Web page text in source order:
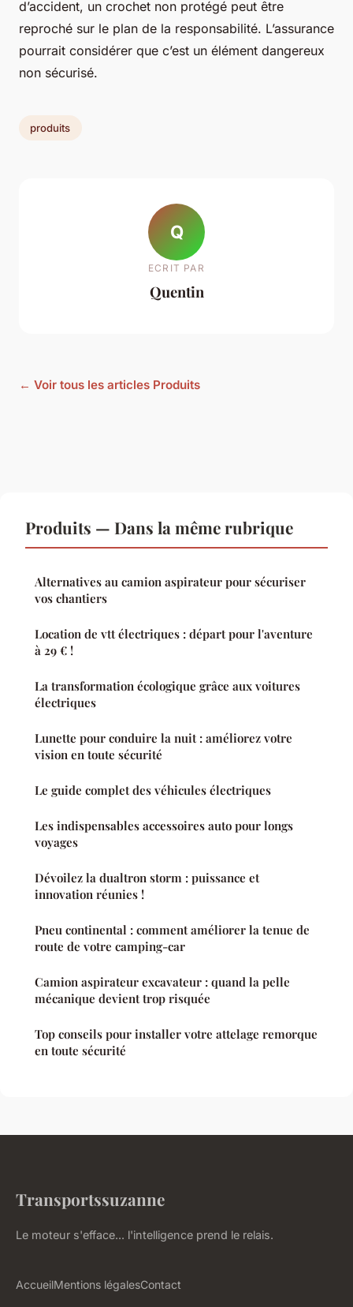
d’accident, un crochet non protégé peut être
reproché sur le plan de la responsabilité. L’assurance
pourrait considérer que c’est un élément dangereux
non sécurisé.
produits
Q
ECRIT PAR
Quentin
← Voir tous les articles Produits
Produits — Dans la même rubrique
Alternatives au camion aspirateur pour sécuriser
vos chantiers
Location de vtt électriques : départ pour l'aventure
à 29 € !
La transformation écologique grâce aux voitures
électriques
Lunette pour conduire la nuit : améliorez votre
vision en toute sécurité
Le guide complet des véhicules électriques
Les indispensables accessoires auto pour longs
voyages
Dévoilez la dualtron storm : puissance et
innovation réunies !
Pneu continental : comment améliorer la tenue de
route de votre camping-car
Camion aspirateur excavateur : quand la pelle
mécanique devient trop risquée
Top conseils pour installer votre attelage remorque
en toute sécurité
Transportssuzanne
Le moteur s'efface... l'intelligence prend le relais.
AccueilMentions légalesContact